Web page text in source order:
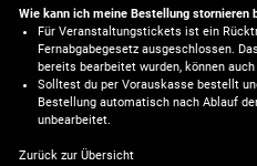
Wie kann ich meine Bestellung stornieren
Für Veranstaltungstickets ist ein
Fernabgabegesetz ausgeschlossen.
bereits bearbeitet wurden, können
Solltest du per Vorauskasse bestellt
Bestellung automatisch nach Ablauf
unbearbeitet.
Zurück zur Übersicht